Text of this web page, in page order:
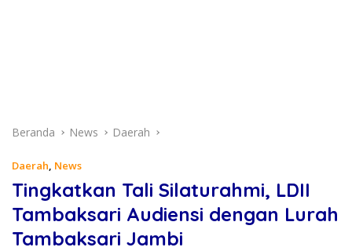
Beranda News Daerah
Daerah, News
Tingkatkan Tali Silaturahmi, LDII
Tambaksari Audiensi dengan Lurah
Tambaksari Jambi